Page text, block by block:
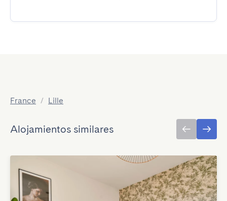
France / Lille
Alojamientos similares